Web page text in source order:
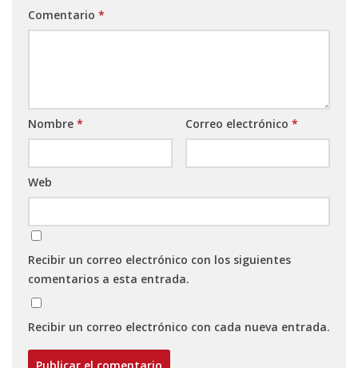
Comentario *
Nombre * Correo electrónico *
Web
Recibir un correo electrónico con los siguientes
comentarios a esta entrada.
Recibir un correo electrónico con cada nueva entrada.